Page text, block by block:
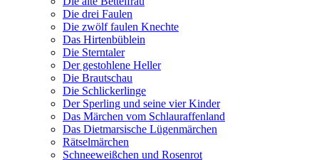
Die drei Faulen
Die zwölf faulen Knechte
Das Hirtenbüblein
Die Sterntaler
Der gestohlene Heller
Die Brautschau
Die Schlickerlinge
Der Sperling und seine vier Kinder
Das Märchen vom Schlauraffenland
Das Dietmarsische Lügenmärchen
Rätselmärchen
Schneeweißchen und Rosenrot